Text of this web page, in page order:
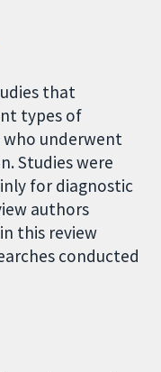
that
types of
underwent
Studies were
for diagnostic
authors
this review
conducted